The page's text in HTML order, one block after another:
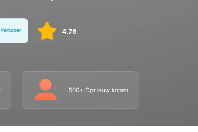
Verkoper 4.76
500+ Opnieuw kopen
en Voorraadgegevens.